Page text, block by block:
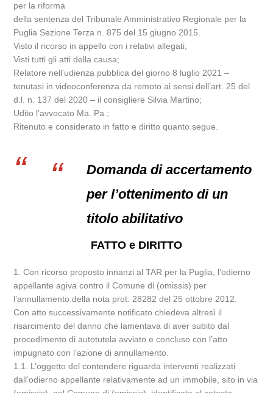
per la riforma
della sentenza del Tribunale Amministrativo Regionale per la
Puglia Sezione Terza n. 875 del 15 giugno 2015.
Visto il ricorso in appello con i relativi allegati;
Visti tutti gli atti della causa;
Relatore nell’udienza pubblica del giorno 8 luglio 2021 –
tenutasi in videoconferenza da remoto ai sensi dell’art. 25 del
d.l. n. 137 del 2020 – il consigliere Silvia Martino;
Udito l’avvocato Ma. Pa.;
Ritenuto e considerato in fatto e diritto quanto segue.
Domanda di accertamento
per l’ottenimento di un
titolo abilitativo
FATTO e DIRITTO
1. Con ricorso proposto innanzi al TAR per la Puglia, l’odierno
appellante agiva contro il Comune di (omissis) per
l’annullamento della nota prot. 28282 del 25 ottobre 2012.
Con atto successivamente notificato chiedeva altresì il
risarcimento del danno che lamentava di aver subito dal
procedimento di autotutela avviato e concluso con l’atto
impugnato con l’azione di annullamento.
1.1. L’oggetto del contendere riguarda interventi realizzati
dall’odierno appellante relativamente ad un immobile, sito in via